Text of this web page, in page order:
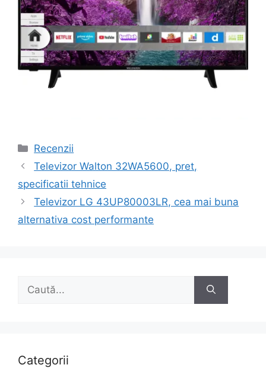
Categorii
Recenzii
Navigare
articole
Televizor Walton 32WA5600, pret,
specificatii tehnice
Televizor LG 43UP80003LR, cea mai buna
alternativa cost performante
după:
Categorii